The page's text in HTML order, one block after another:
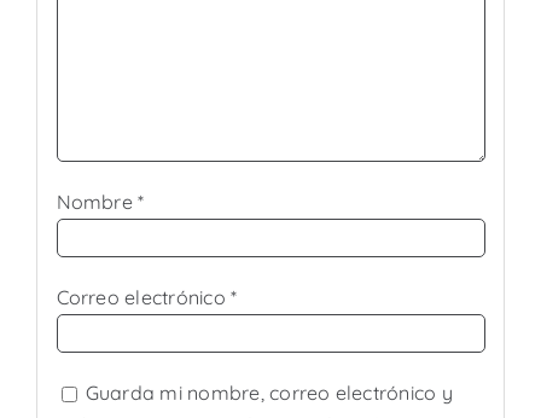
Nombre*
Correo electrónico*
Guarda mi nombre, correo electrónico y